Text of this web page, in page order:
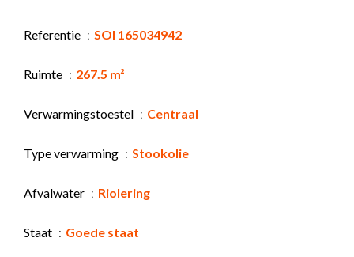
Referentie SOI 165034942
Ruimte 267.5 m²
Verwarmingstoestel Centraal
Type verwarming Stookolie
Afvalwater Riolering
Staat Goede staat